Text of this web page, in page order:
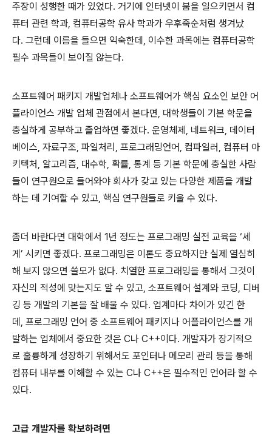
주장이 성행한 때가 있었다. 거기에 인터넷이 붐을 일으키면서 컴
퓨터 관련 학과, 컴퓨터공학 유사 학과가 우후죽순처럼 생겨났
다. 그런데 이름을 들으면 익숙한데 , 이수한 과목에는 컴퓨터공학
필수 과목들이 보이질 않는다.
소프트웨어 패키지 개발업체나 소프트웨어가 핵심 요소인 보안 어
플라이언스 개발 업체 관점에서 본다면, 대학생들이 기본 학문을
충실하게 공부하고 졸업하면 좋겠다. 운영체제 , 네트워크, 데이터
베이스, 자료구조, 파일처리 , 프로그래밍언어, 컴파일러, 컴퓨터 아
키텍처, 알고리즘, 대수학, 확률, 통계 등 기본 학문에 충실한 사람
들이 연구원으로 들어와야 회사가 갖고 있는 다양한 제품을 개발
하는 데 기여할 수 있고, 핵심 연구원들로 키울 수 있다.
좀더 바란다면 대학에서 1년 정도는 프로그래밍 실전 교육을 ‘세
게 ’ 시키면 좋겠다. 프로그래밍은 이론도 중요하지만 실제 열심히
해 보지 않으면 쓸모가 없다. 치열한 프로그래밍을 통해서 그것이
자신의 적성에 맞는지도 알 수 있고, 소프트웨어 설계와 코딩, 디버
깅 등 개발의 기본을 잘 배울 수 있다. 업계마다 차이가 있긴 한
데 , 프로그래밍 언어 중 소프트웨어 패키지나 어플라이언스를 개
발하는 업체에서 중요한 것은 C나 C++이다. 개발자가 장기적으
로 훌륭하게 성장하기 위해서도 포인터나 메모리 관리 등을 통해
컴퓨터 내부를 이해할 수 있는 C나 C++은 필수적인 언어라 할 수
있다.
고급 개발자를 확보하려면